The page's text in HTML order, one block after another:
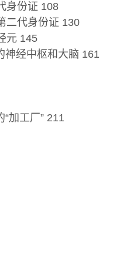
身份证 108
二代身份证 130
元 145
经中枢和大脑 161
加工厂” 211